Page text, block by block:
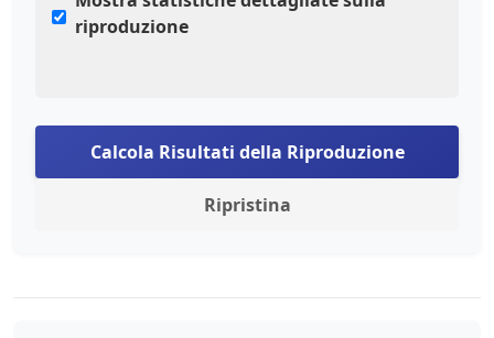
riproduzione
Calcola Risultati della Riproduzione
Ripristina